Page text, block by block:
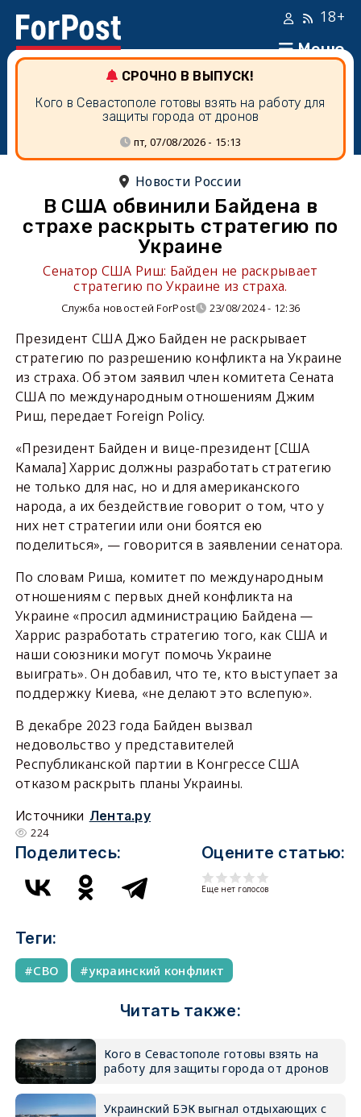
Меню
18+
СРОЧНО В ВЫПУСК!
Кого в Севастополе готовы взять на работу для
защиты города от дронов
пт, 07/08/2026 - 15:13
Новости России
В США обвинили Байдена в
страхе раскрыть стратегию по
Украине
Сенатор США Риш: Байден не раскрывает
стратегию по Украине из страха.
Служба новостей ForPost 23/08/2024 - 12:36
Президент США Джо Байден не раскрывает
стратегию по разрешению конфликта на Украине
из страха. Об этом заявил член комитета Сената
США по международным отношениям Джим
Риш, передает Foreign Policy.
«Президент Байден и вице-президент [США
Камала] Харрис должны разработать стратегию
не только для нас, но и для американского
народа, а их бездействие говорит о том, что у
них нет стратегии или они боятся ею
поделиться», — говорится в заявлении сенатора.
По словам Риша, комитет по международным
отношениям с первых дней конфликта на
Украине «просил администрацию Байдена —
Харрис разработать стратегию того, как США и
наши союзники могут помочь Украине
выиграть». Он добавил, что те, кто выступает за
поддержку Киева, «не делают это вслепую».
В декабре 2023 года Байден вызвал
недовольство у представителей
Республиканской партии в Конгрессе США
отказом раскрыть планы Украины.
Источники Лента.ру
224
Поделитесь: Оцените статью:
Еще нет голосов
Теги:
СВО украинский конфликт
Читать также:
Кого в Севастополе готовы взять на
работу для защиты города от дронов
Украинский БЭК выгнал отдыхающих с